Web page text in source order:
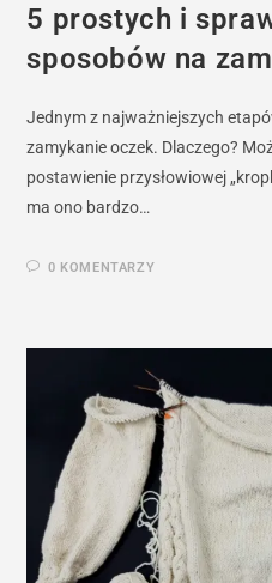
5 prostych i
sposobów na
Jednym z najważniejszych
zamykanie oczek. Dlaczego?
postawienie przysłowiowej
ma ono bardzo…
0 KOMENTARZY